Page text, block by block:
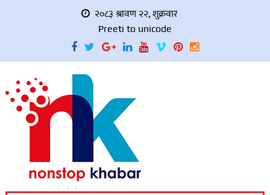
२०८३ श्रावण २२, शुक्रवार
Preeti to unicode